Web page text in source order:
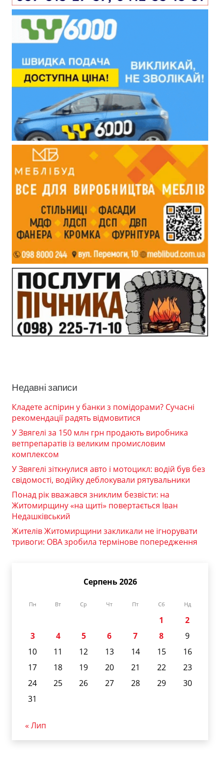
Недавні записи
Кладете аспірин у банки з помідорами? Сучасні
рекомендації радять відмовитися
У Звягелі за 150 млн грн продають виробника
ветпрепаратів із великим промисловим
комплексом
У Звягелі зіткнулися авто і мотоцикл: водій був без
свідомості, водійку деблокували рятувальники
Понад рік вважався зниклим безвісти: на
Житомирщину «на щиті» повертається Іван
Недашківський
Жителів Житомирщини закликали не ігнорувати
тривоги: ОВА зробила термінове попередження
Серпень 2026
Пн Вт Ср Чт Пт Сб Нд
1
2
3
4 5 6 7 8
9
10
11 12 13 14 15
16
17
18 19 20 21 22
23
24
25 26 27 28 29
30
31
« Лип